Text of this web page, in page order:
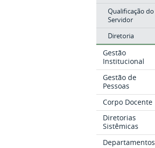
Qualificação do
Servidor
Diretoria
Gestão
Institucional
Gestão de
Pessoas
Corpo Docente
Diretorias
Sistêmicas
Departamentos